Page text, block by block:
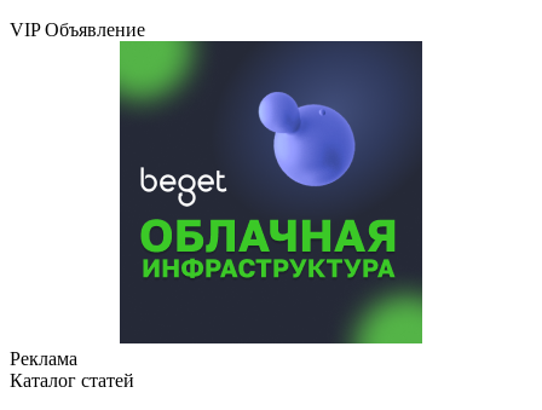
VIP Объявление
Реклама
Каталог статей